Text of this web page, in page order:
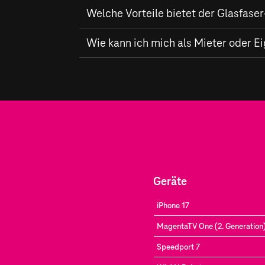
In Rhauderfehn baut die Telekom ein
und bis zu1.000 MBit/sim Upload
Welche Vorteile bietet der
Mit einem Anschluss des Glasfaser-
zuverlässige Verbindung – ideal für
Wie kann ich mich als Mieter oder
Geräte
iPhone 17
MagentaTV One (2. Generation)
Speedport 7